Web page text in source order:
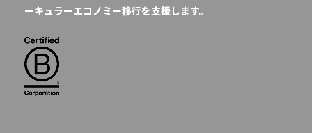
ーキュラーエコノミー移行を支援します。